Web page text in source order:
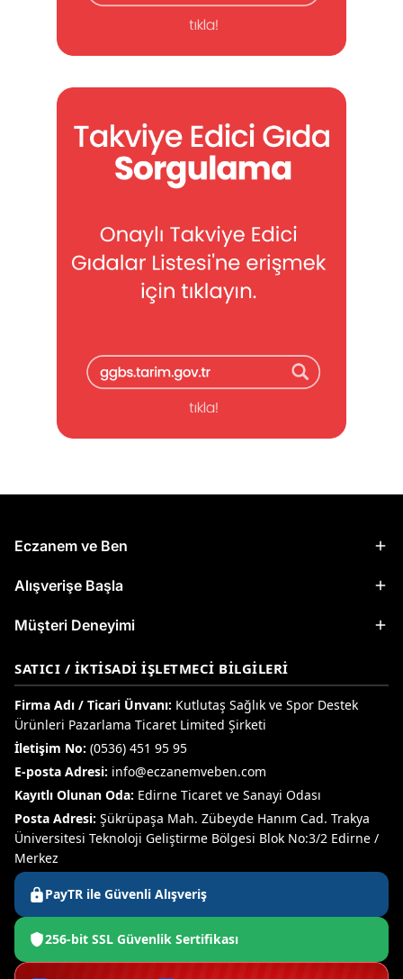
Eczanem ve Ben
Alışverişe Başla
Müşteri Deneyimi
SATICI / İKTISADI İŞLETMECI BILGILERI
Firma Adı / Ticari Ünvanı: Kutlutaş Sağlık ve Spor Destek
Ürünleri Pazarlama Ticaret Limited Şirketi
İletişim No: (0536) 451 95 95
E-posta Adresi: info@eczanemveben.com
Kayıtlı Olunan Oda: Edirne Ticaret ve Sanayi Odası
Posta Adresi: Şükrüpaşa Mah. Zübeyde Hanım Cad. Trakya
Üniversitesi Teknoloji Geliştirme Bölgesi Blok No:3/2 Edirne /
Merkez
PayTR ile Güvenli Alışveriş
256-bit SSL Güvenlik Sertifikası